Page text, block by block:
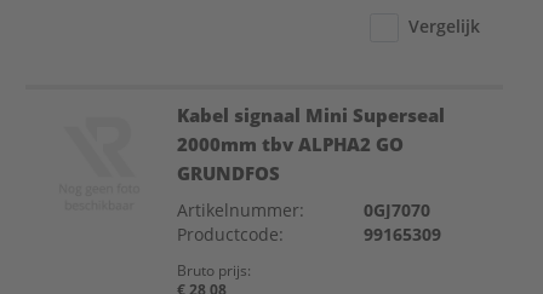
Vergelijk
Kabel signaal Mini Superseal
2000mm tbv ALPHA2 GO
GRUNDFOS
Artikelnummer:
0GJ7070
Productcode:
99165309
Bruto prijs: